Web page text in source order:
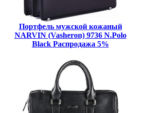
Портфель мужской кожаный
NARVIN (Vasheron) 9736 N.Polo
Black Распродажа 5%